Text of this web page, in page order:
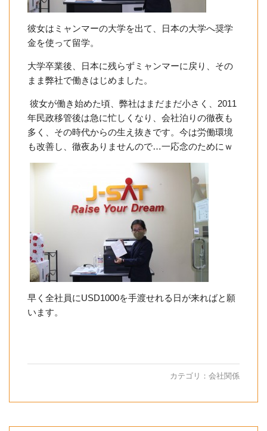
彼女はミャンマーの大学を出て、日本の大学へ奨学
金を使って留学。
大学卒業後、日本に残らずミャンマーに戻り、その
まま弊社で働きはじめました。
彼女が働き始めた頃、弊社はまだまだ小さく、2011
年民政移管後は急に忙しくなり、会社泊りの徹夜も
多く、その時代からの生え抜きです。今は労働環境
も改善し、徹夜ありませんので…一応念のためにｗ
早く全社員にUSD1000を手渡せれる日が来ればと願
います。
カテゴリ： 会社関係